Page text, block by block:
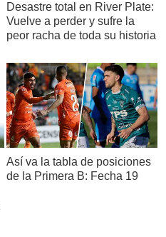
Desastre total en River Plate:
Vuelve a perder y sufre la
peor racha de toda su historia
Así va la tabla de posiciones
de la Primera B: Fecha 19